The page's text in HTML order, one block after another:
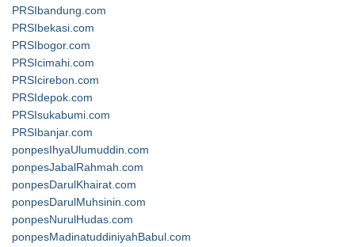
PRSIbandung.com
PRSIbekasi.com
PRSIbogor.com
PRSIcimahi.com
PRSIcirebon.com
PRSIdepok.com
PRSIsukabumi.com
PRSIbanjar.com
ponpesIhyaUlumuddin.com
ponpesJabalRahmah.com
ponpesDarulKhairat.com
ponpesDarulMuhsinin.com
ponpesNurulHudas.com
ponpesMadinatuddiniyahBabul.com